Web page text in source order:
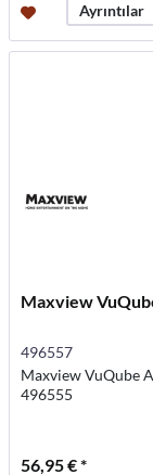
Ayrıntılar
Maxview
496557
Maxview VuQube
496555
56,95 € *